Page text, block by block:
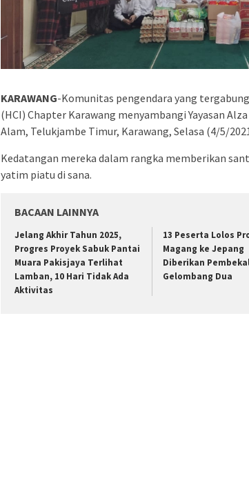
KARAWANG-Komunitas pengendara yang
(HCI) Chapter Karawang menyambangi Yayasan
Alam, Telukjambe Timur, Karawang, Selasa (4/5/
Kedatangan mereka dalam rangka memberikan
yatim piatu di sana.
BACAAN LAINNYA
Jelang Akhir Tahun 2025,
Progres Proyek Sabuk Pantai
Muara Pakisjaya Terlihat
Lamban, 10 Hari Tidak Ada
Aktivitas
13 Peserta Lolos
Magang ke Jepang
Diberikan
Gelombang Dua